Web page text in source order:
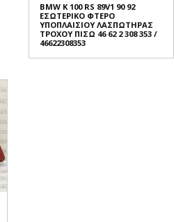
BMW K 100 RS 89V1 90 92
ΕΣΩΤΕΡΙΚΟ ΦΤΕΡΟ
ΥΠΟΠΛΑΙΣΙΟΥ ΛΑΣΠΩΤΗΡΑΣ
ΤΡΟΧΟΥ ΠΙΣΩ 46 62 2 308 353 /
46622308353